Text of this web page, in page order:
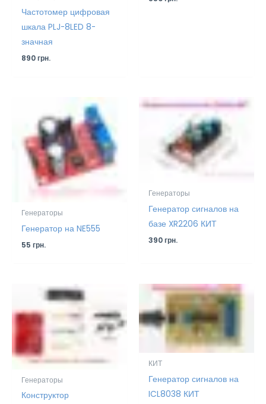
Частотомер цифровая
шкала PLJ-8LED 8-
значная
890грн.
Генераторы
Генератор на NE555
55грн.
Генераторы
Генератор сигналов на
базе XR2206 КИТ
390грн.
Генераторы
Конструктор
КИТ
Генератор сигналов на
ICL8038 КИТ